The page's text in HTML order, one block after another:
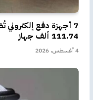
7 أجهزة دفع إلكتروني
111.74 ألف جهاز
4 أغسطس، 2026